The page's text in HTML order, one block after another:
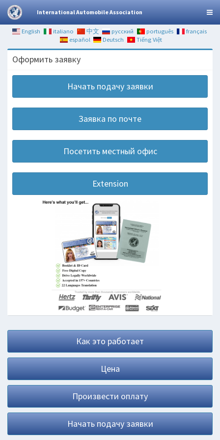
International Automobile Association
English italiano 中文 русский português
français
español
Deutsch Tiếng Việt
Оформить заявку
Начать подачу заявки
Заявка по почте
Посетить местный офис
Extension
Как это работает
Цена
Произвести оплату
Начать подачу заявки